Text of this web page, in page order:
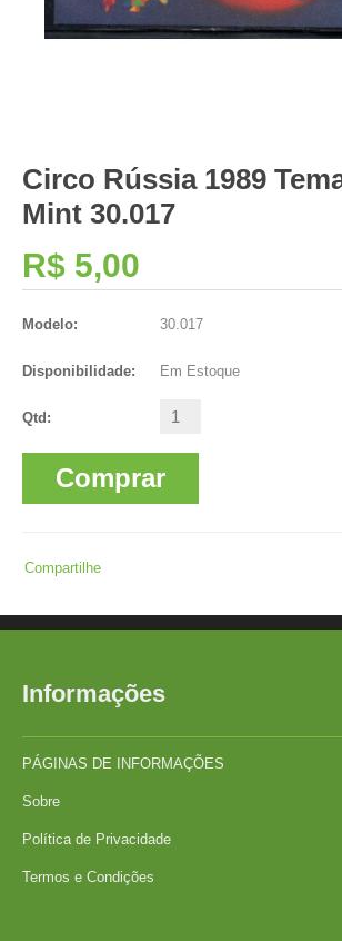
Circo Rússia 1989
Mint 30.017
R$ 5,00
Modelo: 30.017
Disponibilidade: Em Estoque
Qtd:
Comprar
Compartilhe
Informações
PÁGINAS DE INFORMAÇÕES
Sobre
Política de Privacidade
Termos e Condições